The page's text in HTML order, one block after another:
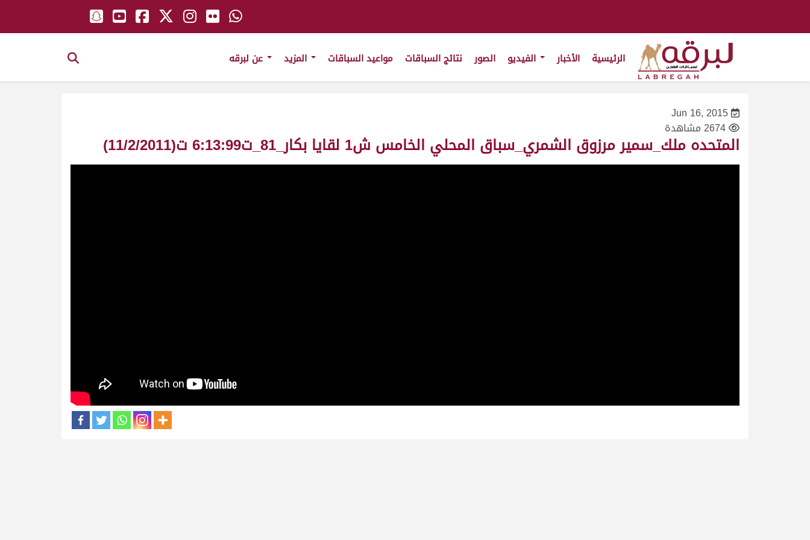
الرئيسية الأخبار الصور نتائج السباقات مواعيد السباقات
Jun 16, 2015
2674 مشاهدة
المتحده ملك_سمير مرزوق الشمري_سباق المحلي الخامس ش1 لقايا بكار_81_ت6:13:99 ت(11/2/2011)